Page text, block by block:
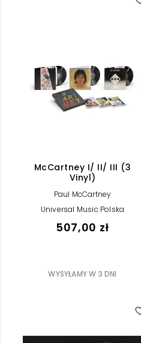
McCartney I/ II/ III (3
Vinyl)
Paul McCartney
Universal Music Polska
507,00 zł
WYSYŁAMY W 3 DNI